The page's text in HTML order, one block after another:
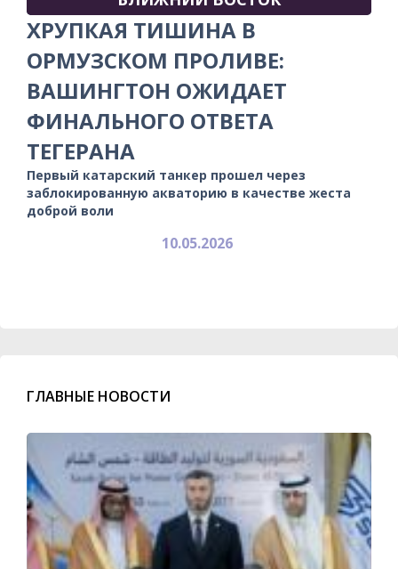
ХРУПКАЯ ТИШИНА В
ОРМУЗСКОМ ПРОЛИВЕ:
ВАШИНГТОН ОЖИДАЕТ
ФИНАЛЬНОГО ОТВЕТА
ТЕГЕРАНА
Первый катарский танкер прошел через
заблокированную акваторию в качестве жеста
доброй воли
10.05.2026
ГЛАВНЫЕ НОВОСТИ